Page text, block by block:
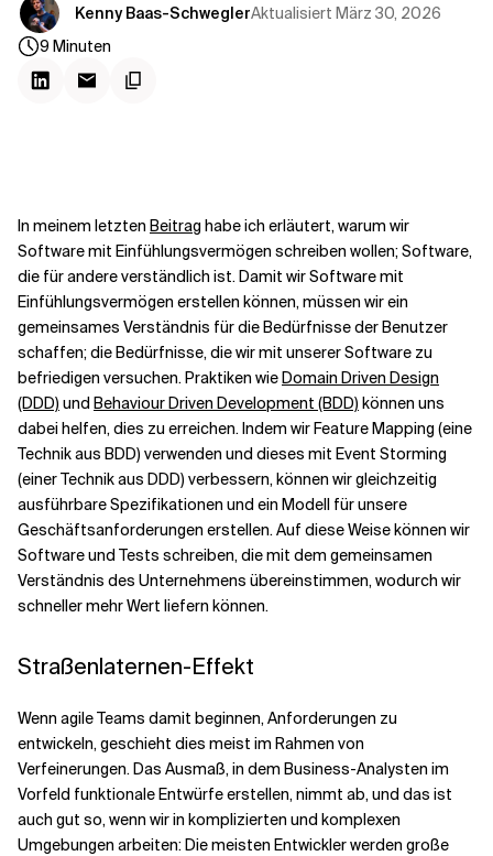
Verwandte Themen
Kenny Baas-SchweglerAktualisiert März 30, 2026
9 Minuten
In meinem letzten Beitrag habe ich erläutert, warum wir
Software mit Einfühlungsvermögen schreiben wollen; Software,
die für andere verständlich ist. Damit wir Software mit
Einfühlungsvermögen erstellen können, müssen wir ein
gemeinsames Verständnis für die Bedürfnisse der Benutzer
schaffen; die Bedürfnisse, die wir mit unserer Software zu
befriedigen versuchen. Praktiken wieDomain Driven Design
(DDD) und Behaviour Driven Development (BDD) können uns
dabei helfen, dies zu erreichen. Indem wirFeature Mapping (eine
Technik aus BDD) verwenden und dieses mit Event Storming
(einer Technik aus DDD) verbessern, können wir gleichzeitig
ausführbare Spezifikationen und ein Modell für unsere
Geschäftsanforderungen erstellen. Auf diese Weise können wir
Software und Tests schreiben, die mit dem gemeinsamen
Verständnis des Unternehmens übereinstimmen, wodurch wir
schneller mehr Wert liefern können.
Straßenlaternen-Effekt
Wenn agile Teams damit beginnen, Anforderungen zu
entwickeln, geschieht dies meist im Rahmen von
Verfeinerungen. Das Ausmaß, in dem Business-Analysten im
Vorfeld funktionale Entwürfe erstellen, nimmt ab, und das ist
auch gut so, wenn wir in komplizierten und komplexen
Umgebungen arbeiten: Die meisten Entwickler werden große